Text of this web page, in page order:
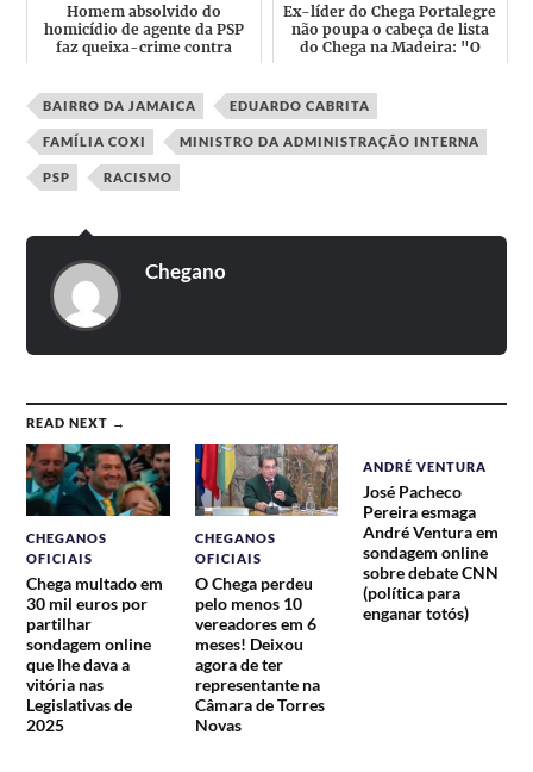
Homem absolvido do
homicídio de agente da PSP
faz queixa-crime contra
Ex-líder do Chega Portalegre
não poupa o cabeça de lista
do Chega na Madeira: "O
BAIRRO DA JAMAICA EDUARDO CABRITA
FAMÍLIA COXI MINISTRO DA ADMINISTRAÇÃO INTERNA
PSP RACISMO
Chegano
READ NEXT →
CHEGANOS
OFICIAIS
Chega multado em
30 mil euros por
partilhar
sondagem online
que lhe dava a
vitória nas
Legislativas de
2025
CHEGANOS
OFICIAIS
O Chega perdeu
pelo menos 10
vereadores em 6
meses! Deixou
agora de ter
representante na
Câmara de Torres
Novas
ANDRÉ VENTURA
José Pacheco
Pereira esmaga
André Ventura em
sondagem online
sobre debate CNN
(política para
enganar totós)